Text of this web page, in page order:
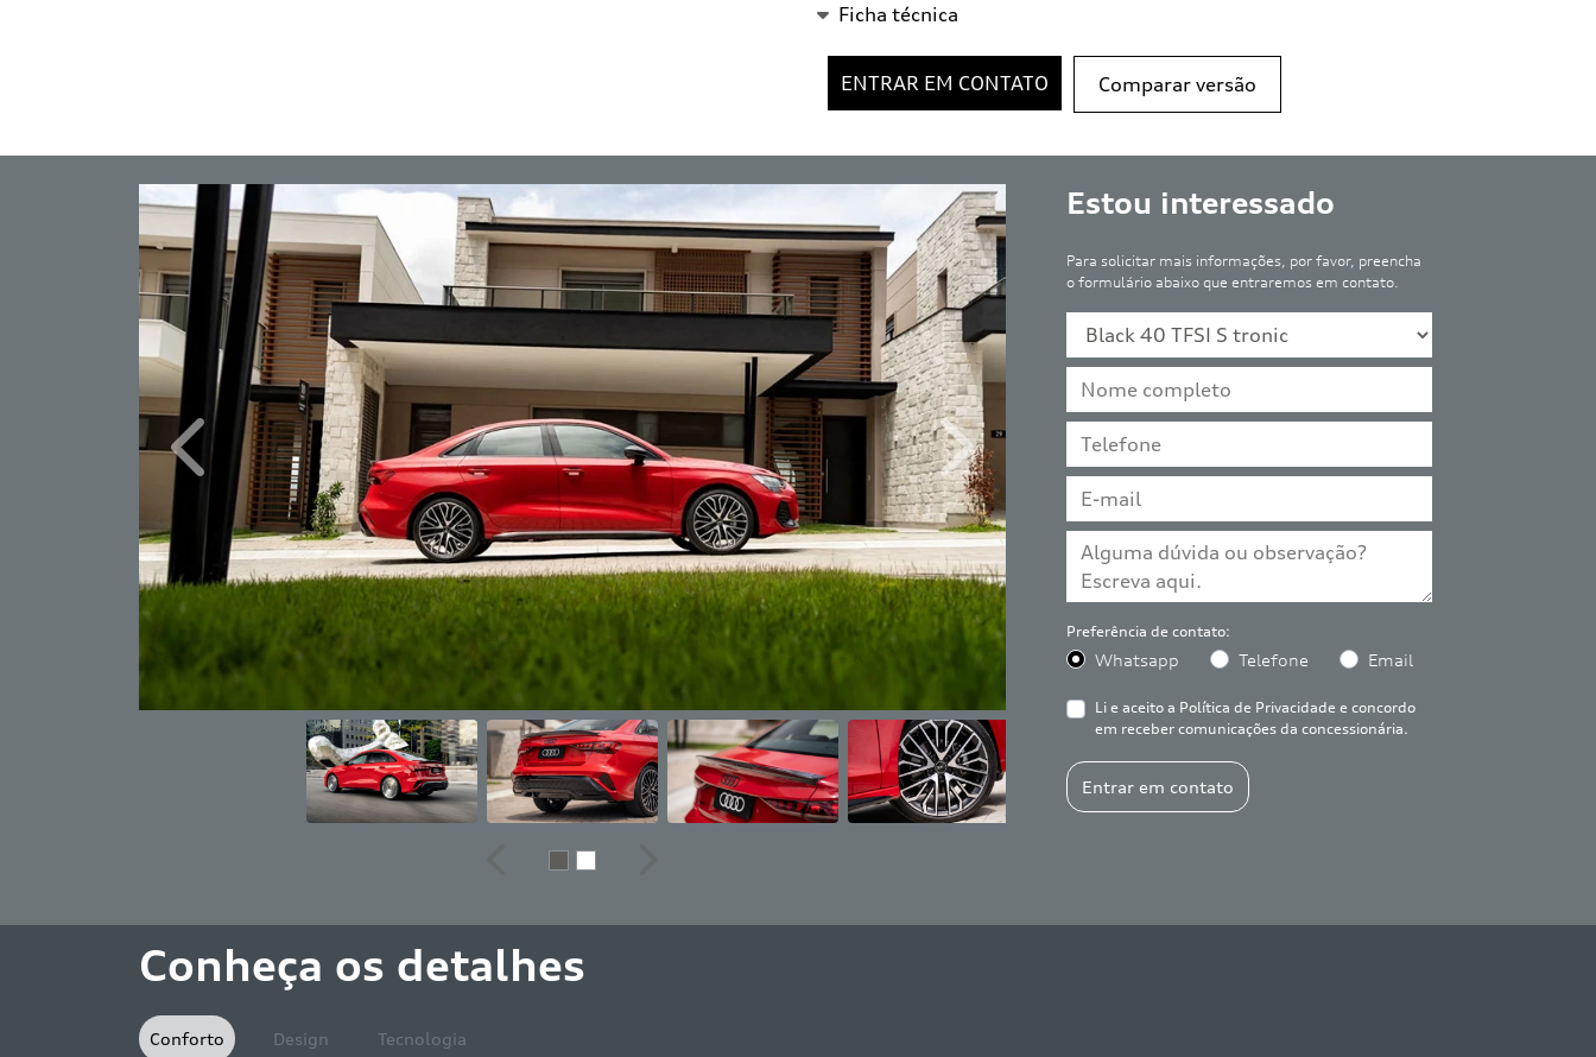
Ficha técnica
ENTRAR EM CONTATO Comparar versão
Estou interessado
Para solicitar mais informações, por favor, preencha
o formulário abaixo que entraremos em contato.
Preferência de contato:
Whatsapp Telefone Email
Li e aceito a Política de Privacidade e concordo
em receber comunicações da concessionária.
Entrar em contato
Anterior Próximo
Anterior
Conheça os detalhes
Conforto Design Tecnologia